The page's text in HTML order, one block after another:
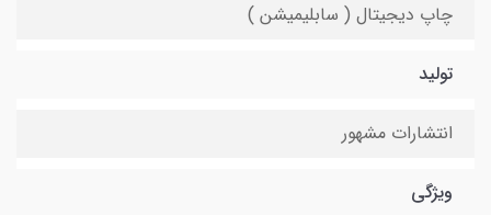
چاپ دیجیتال ( سابلیمیشن )
تولید
انتشارات مشهور
ویژگی